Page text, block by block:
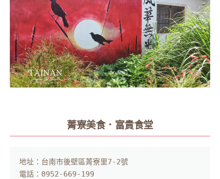
菁寮美食．富貴食堂
地址：台南市後壁區菁寮里7-2號
電話：0952-669-199